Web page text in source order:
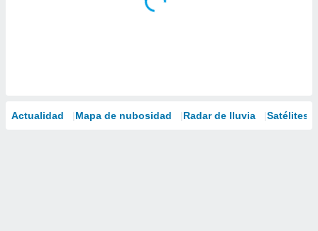
Actualidad Mapa de nubosidad Radar de lluvia Satélites